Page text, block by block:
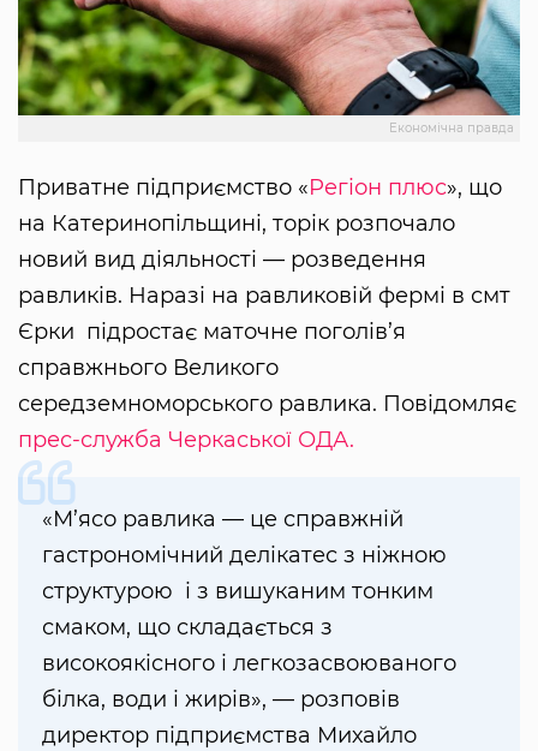
Економічна правда
Приватне підприємство «Регіон плюс», що
на Катеринопільщині, торік розпочало
новий вид діяльності — розведення
равликів. Наразі на равликовій фермі в смт
Єрки підростає маточне поголів’я
справжнього Великого
середземноморського равлика. Повідомляє
прес-служба Черкаської ОДА.
«М’ясо равлика — це справжній
гастрономічний делікатес з ніжною
структурою і з вишуканим тонким
смаком, що складається з
високоякісного і легкозасвоюваного
білка, води і жирів», — розповів
директор підприємства Михайло